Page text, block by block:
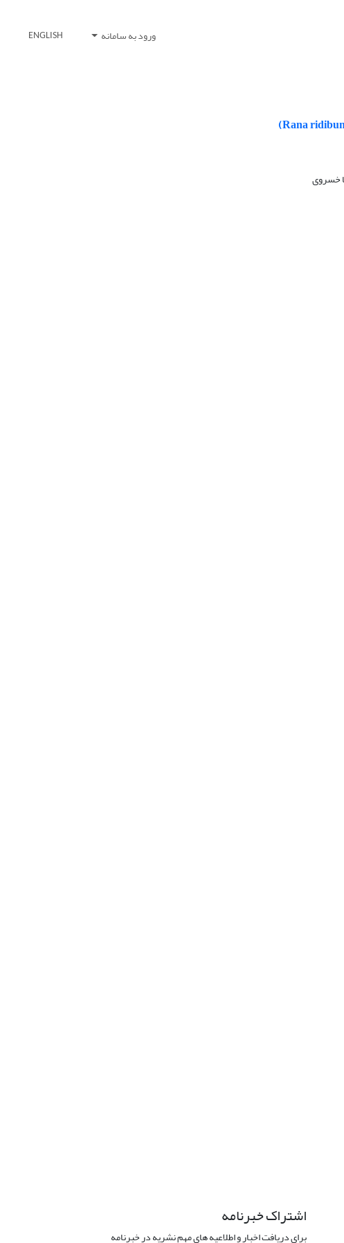
ورود به سامانه ENGLISH
خسروی
اشتراک خبرنامه
برای دریافت اخبار و اطلاعیه های مهم نشریه در خبرنامه